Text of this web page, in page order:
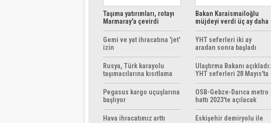
Taşıma yatırımları, rotayı
Marmaray'a çevirdi
Gemi ve yat ihracatına 'jet'
izin
Rusya, Türk karayolu
taşımacılarına kısıtlama
getirebilir
Pegasus kargo uçuşlarına
başlıyor
Hava ihracatımız arttı
Bakan Karaismailoğlu
müjdeyi verdi üç ay daha
ücretsiz
YHT seferleri iki ay
aradan sonra başladı
Ulaştırma Bakanı açıkladı:
YHT seferleri 28 Mayıs'ta
başlıyor
OSB-Gebze-Darıca metro
hattı 2023'te açılacak
Eskişehir demiryolu ile